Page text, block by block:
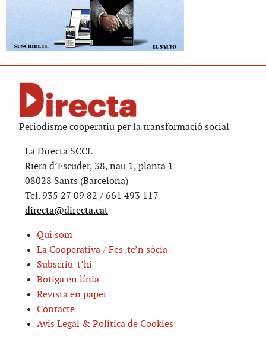
Periodisme cooperatiu per la transformació social
La Directa SCCL
Riera d’Escuder, 38, nau 1, planta 1
08028 Sants (Barcelona)
Tel. 935 27 09 82 / 661 493 117
directa@directa.cat
Qui som
La Cooperativa / Fes-te’n sòcia
Subscriu-t’hi
Botiga en línia
Revista en paper
Contacte
Avis Legal & Política de Cookies